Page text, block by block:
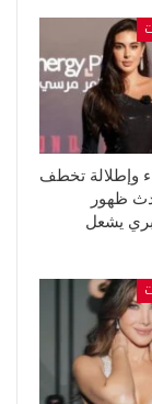
وإطلالة تخطف
ظهور
يشعل